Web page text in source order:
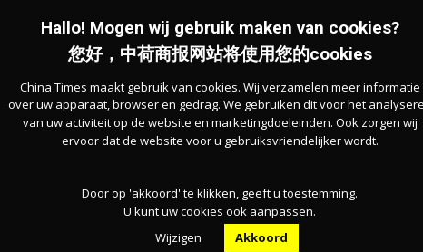
实现文化交流与产业对接双向赋能。
实，是承接中国产业、联通海外资源的黄金节点，与泰
当地首家外商投资企业，如今在川已拥有20余家子公
亿元人民币。
、前景广阔。”谢毅透露，正大集团未来将继续推动猪、
“四川样板”；同时依托东盟市场网络，搭建双向贸易平
Hallo! Mogen wij gebruik maken van cookies?
您好，中荷商报网站将使用您的cookies
China Times maakt gebruik van cookies. Wij verzamelen meer informatie
over uw apparaat, browser en gedrag. We gebruiken dit voor het
van uw activiteit op de website en marketingdoeleinden. Ook zorgen wij
ervoor dat de website voor u gebruiksvriendelijker wordt.
Door op 'akkoord' te klikken, geeft u toestemming.
U kunt uw cookies ook aanpassen.
Wijzigen
Akkoord